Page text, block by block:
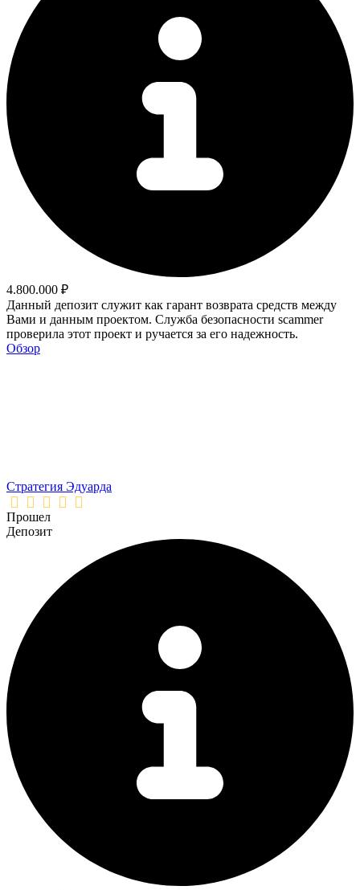
4.800.000 ₽
Данный депозит служит как гарант возврата средств между
Вами и данным проектом. Служба безопасности scammer
проверила этот проект и ручается за его надежность.
Обзор
Стратегия Эдуарда
Прошел
Депозит